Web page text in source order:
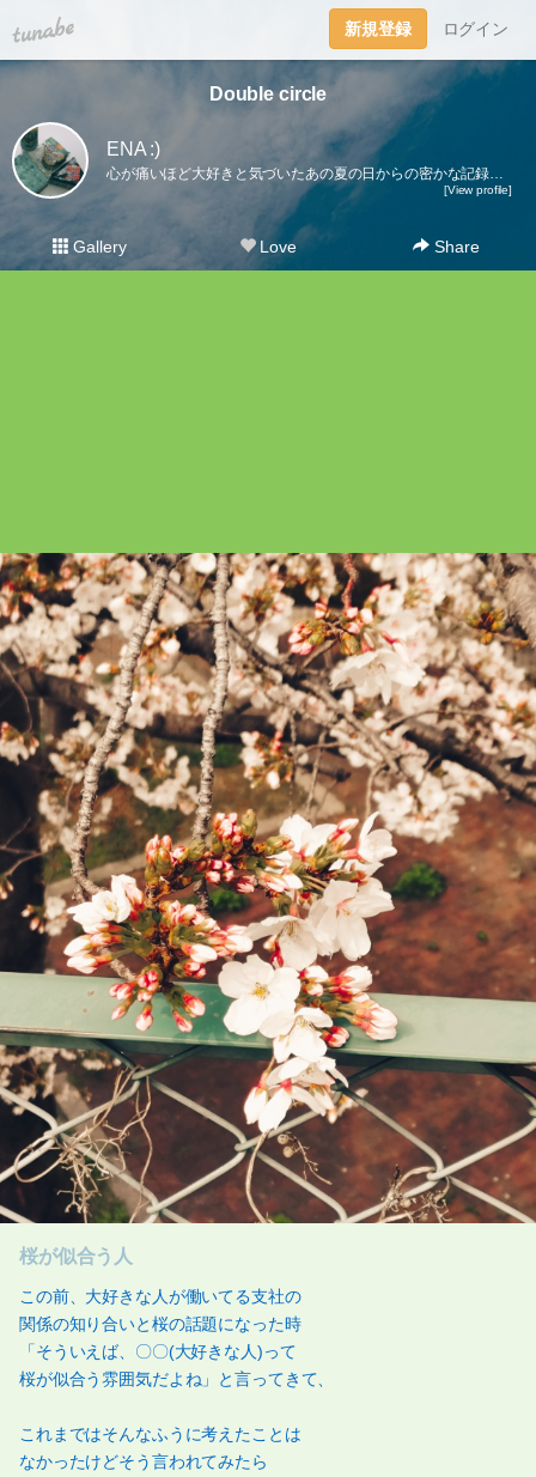
tuna.be 新規登録 ログイン
Double circle
ENA :)
心が痛いほど大好きと気づいたあの夏の日からの密かな記録。地元も同じで見た目の雰囲気も似てて共通点もたくさんあるその人はずっとずっと特別な人。少人数派の恋愛でも大きい壁があったとしてもそんな特別な人と家族になりたい。
[View profile]
Gallery Love Share
桜が似合う人
この前、大好きな人が働いてる支社の
関係の知り合いと桜の話題になった時
「そういえば、〇〇(大好きな人)って
桜が似合う雰囲気だよね」と言ってきて、
これまではそんなふうに考えたことは
なかったけどそう言われてみたら